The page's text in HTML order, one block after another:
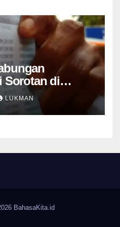
Sorotan di
DPK 2026
LUKMAN
BahasaKita.id